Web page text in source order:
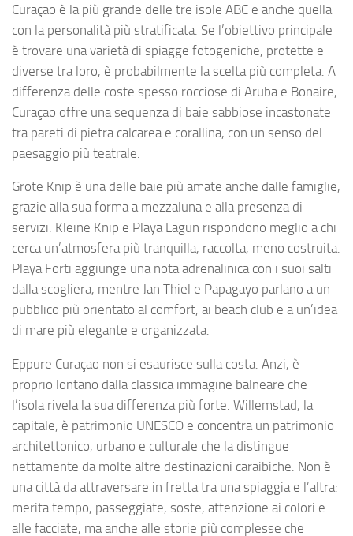
Curaçao è la più grande delle tre isole ABC e anche quella
con la personalità più stratificata. Se l’obiettivo principale
è trovare una varietà di spiagge fotogeniche, protette e
diverse tra loro, è probabilmente la scelta più completa. A
differenza delle coste spesso rocciose di Aruba e Bonaire,
Curaçao offre una sequenza di baie sabbiose incastonate
tra pareti di pietra calcarea e corallina, con un senso del
paesaggio più teatrale.
Grote Knip è una delle baie più amate anche dalle famiglie,
grazie alla sua forma a mezzaluna e alla presenza di
servizi. Kleine Knip e Playa Lagun rispondono meglio a chi
cerca un’atmosfera più tranquilla, raccolta, meno costruita.
Playa Forti aggiunge una nota adrenalinica con i suoi salti
dalla scogliera, mentre Jan Thiel e Papagayo parlano a un
pubblico più orientato al comfort, ai beach club e a un’idea
di mare più elegante e organizzata.
Eppure Curaçao non si esaurisce sulla costa. Anzi, è
proprio lontano dalla classica immagine balneare che
l’isola rivela la sua differenza più forte. Willemstad, la
capitale, è patrimonio UNESCO e concentra un patrimonio
architettonico, urbano e culturale che la distingue
nettamente da molte altre destinazioni caraibiche. Non è
una città da attraversare in fretta tra una spiaggia e l’altra:
merita tempo, passeggiate, soste, attenzione ai colori e
alle facciate, ma anche alle storie più complesse che